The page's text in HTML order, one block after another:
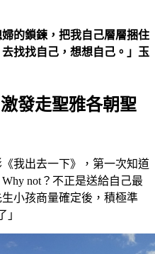
的鎖鍊，把我自己層層捆住
找找自己，想想自己。」玉
發走聖雅各朝聖
我出去一下》，第一次知道
not？不正是送給自己最
小孩商量確定後，積極準
」